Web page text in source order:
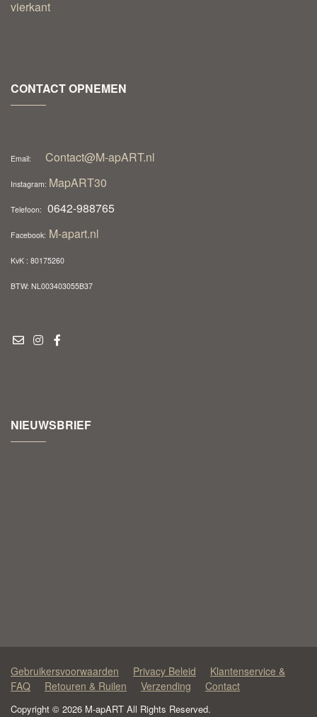
CONTACT OPNEMEN
Email: Contact@M-apART.nl
Instagram: MapART30
Telefoon: 0642-988765
Facebook: M-apart.nl
KvK : 80175260
BTW: NL003403055B37
NIEUWSBRIEF
Gebruikersvoorwaarden Privacy Beleid
Klantenservice &
FAQ
Retouren & Ruilen Verzending Contact
Copyright © 2026 M-apART All Rights Reserved.